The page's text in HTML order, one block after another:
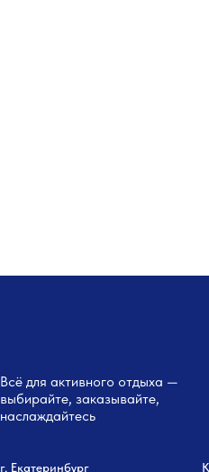
Всё для активного отдыха —
выбирайте, заказывайте,
наслаждайтесь
г. Екатеринбург